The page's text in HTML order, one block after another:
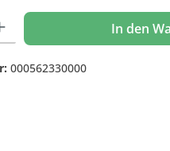
den gewünschten Wert ein oder
In den
000562330000